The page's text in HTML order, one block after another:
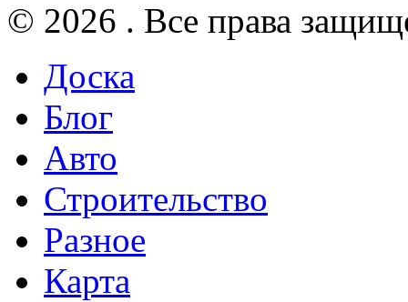
© 2026 . Все права
Доска
Блог
Авто
Строительство
Разное
Карта